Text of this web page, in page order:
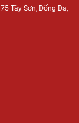
Tây Sơn, Đống Đa,